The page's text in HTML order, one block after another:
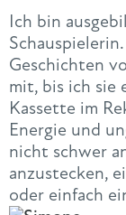
Ich bin
Geschichten
mit, bis ich sie
Kassette im
Energie und
nicht schwer
anzustecken,
oder einfach